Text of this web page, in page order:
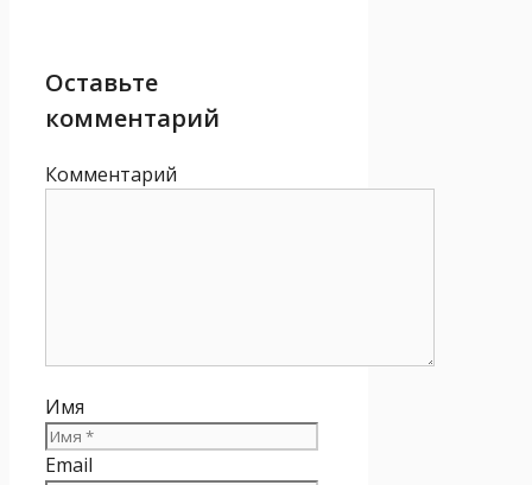
Оставьте
комментарий
Комментарий
Имя
Email